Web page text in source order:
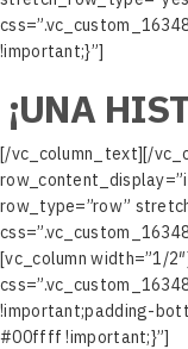
!important;}”]
¡UNA
[/vc_column_text][/
row_type=”row”
[vc_column width=”1/
!important;padding-
#00ffff !important;}”]